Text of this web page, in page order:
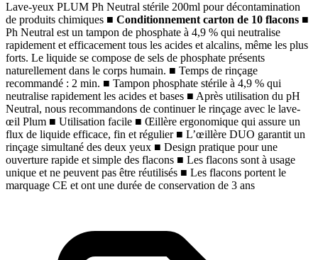
Lave-yeux PLUM Ph Neutral stérile 200ml pour décontamination
de produits chimiques ■ Conditionnement carton de 10 flacons ■
Ph Neutral est un tampon de phosphate à 4,9 % qui neutralise
rapidement et efficacement tous les acides et alcalins, même les plus
forts. Le liquide se compose de sels de phosphate présents
naturellement dans le corps humain. ■ Temps de rinçage
recommandé : 2 min. ■ Tampon phosphate stérile à 4,9 % qui
neutralise rapidement les acides et bases ■ Après utilisation du pH
Neutral, nous recommandons de continuer le rinçage avec le lave-
œil Plum ■ Utilisation facile ■ Œillère ergonomique qui assure un
flux de liquide efficace, fin et régulier ■ L’œillère DUO garantit un
rinçage simultané des deux yeux ■ Design pratique pour une
ouverture rapide et simple des flacons ■ Les flacons sont à usage
unique et ne peuvent pas être réutilisés ■ Les flacons portent le
marquage CE et ont une durée de conservation de 3 ans